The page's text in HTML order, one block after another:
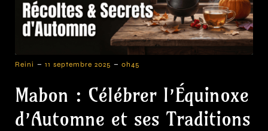
Reini - 11 septembre 2025 - 0h45
Mabon : Célébrer l’Équinoxe
d’Automne et ses Traditions